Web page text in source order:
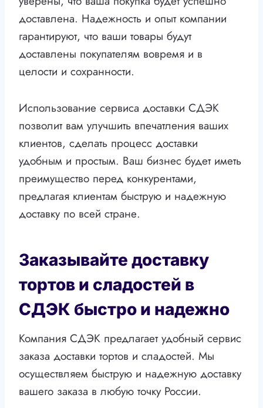
доставлена. Надежность и опыт компании
гарантируют, что ваши товары будут
доставлены покупателям вовремя и в
целости и сохранности.
Использование сервиса доставки СДЭК
позволит вам улучшить впечатления ваших
клиентов, сделать процесс доставки
удобным и простым. Ваш бизнес будет иметь
преимущество перед конкурентами,
предлагая клиентам быструю и надежную
доставку по всей стране.
Заказывайте доставку
тортов и сладостей в
СДЭК быстро и надежно
Компания СДЭК предлагает удобный сервис
заказа доставки тортов и сладостей. Мы
осуществляем быструю и надежную доставку
вашего заказа в любую точку России.